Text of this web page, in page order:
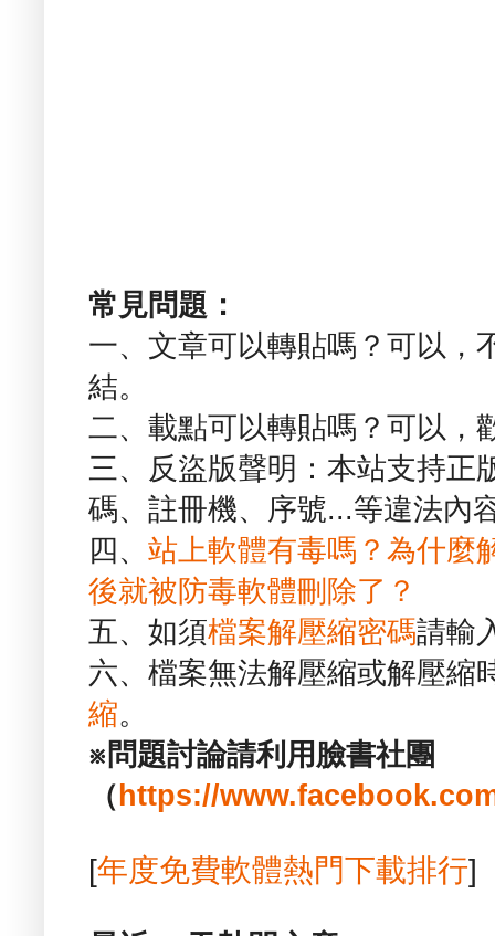
常見問題：
一、文章可以轉貼嗎？可以，
結。
二、載點可以轉貼嗎？可以，
三、反盜版聲明：本站支持正
碼、註冊機、序號...等違法內
四、 站上軟體有毒嗎？為什麼
後就被防毒軟體刪除了？
五、如須檔案解壓縮密碼請輸
六、檔案無法解壓縮或解壓縮
縮。
※問題討論請利用臉書社團
（ https://
[年度免費軟體熱門下載排行]